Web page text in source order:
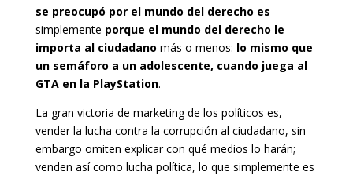
se preocupó por el mundo del derecho es
simplemente porque el mundo del derecho le
importa al ciudadano más o menos: lo mismo que
un semáforo a un adolescente, cuando juega al
GTA en la PlayStation.
La gran victoria de marketing de los políticos es,
vender la lucha contra la corrupción al ciudadano, sin
embargo omiten explicar con qué medios lo harán;
venden así como lucha política, lo que simplemente es